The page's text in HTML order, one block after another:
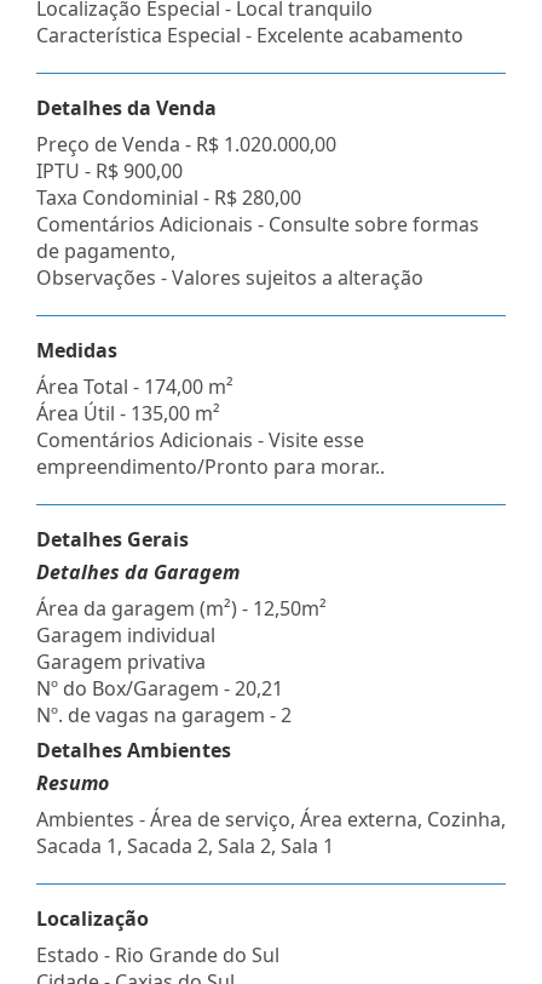
Localização Especial - Local tranquilo
Característica Especial - Excelente acabamento
Detalhes da Venda
Preço de Venda - R$ 1.020.000,00
IPTU - R$ 900,00
Taxa Condominial - R$ 280,00
Comentários Adicionais - Consulte sobre formas
de pagamento,
Observações - Valores sujeitos a alteração
Medidas
Área Total - 174,00 m²
Área Útil - 135,00 m²
Comentários Adicionais - Visite esse
empreendimento/Pronto para morar..
Detalhes Gerais
Detalhes da Garagem
Área da garagem (m²) - 12,50m²
Garagem individual
Garagem privativa
Nº do Box/Garagem - 20,21
Nº. de vagas na garagem - 2
Detalhes Ambientes
Resumo
Ambientes - Área de serviço, Área externa, Cozinha,
Sacada 1, Sacada 2, Sala 2, Sala 1
Localização
Estado - Rio Grande do Sul